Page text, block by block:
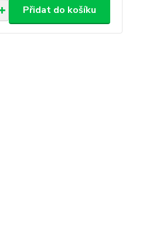
Přidat do košíku